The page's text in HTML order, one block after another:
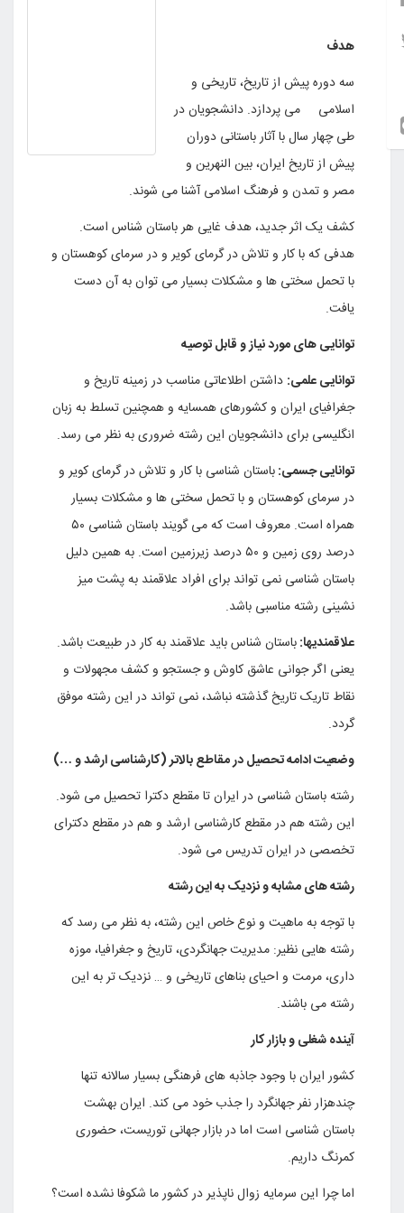
هدف
سه دوره پیش از تاریخ، تاریخی و
اسلامی می پردازد. دانشجویان در
طی چهار سال با آثار باستانی دوران
پیش از تاریخ ایران، بین النهرین و
مصر و تمدن و فرهنگ اسلامی آشنا می شوند.
کشف یک اثر جدید، هدف غایی هر باستان شناس است.
هدفی که با کار و تلاش در گرمای کویر و در سرمای کوهستان و
با تحمل سختی ها و مشکلات بسیار می توان به آن دست
یافت.
توانایی های مورد نیاز و قابل توصیه
توانایی علمی:داشتن اطلاعاتی مناسب در زمینه تاریخ و
جغرافیای ایران و کشورهای همسایه و همچنین تسلط به زبان
انگلیسی برای دانشجویان این رشته ضروری به نظر می رسد.
توانایی جسمی:باستان شناسی با کار و تلاش در گرمای کویر و
در سرمای کوهستان و با تحمل سختی ها و مشکلات بسیار
همراه است. معروف است که می گویند باستان شناسی ۵۰
درصد روی زمین و ۵۰ درصد زیرزمین است. به همین دلیل
باستان شناسی نمی تواند برای افراد علاقمند به پشت میز
نشینی رشته مناسبی باشد.
علاقمندیها:باستان شناس باید علاقمند به کار در طبیعت باشد.
یعنی اگر جوانی عاشق کاوش و جستجو و کشف مجهولات و
نقاط تاریک تاریخ گذشته نباشد، نمی تواند در این رشته موفق
گردد.
وضعیت ادامه تحصیل در مقاطع بالاتر (کارشناسی ارشد و …)
رشته باستان شناسی در ایران تا مقطع دکترا تحصیل می شود.
این رشته هم در مقطع کارشناسی ارشد و هم در مقطع دکترای
تخصصی در ایران تدریس می شود.
رشته های مشابه و نزدیک به این رشته
با توجه به ماهیت و نوع خاص این رشته، به نظر می رسد که
رشته هایی نظیر: مدیریت جهانگردی، تاریخ و جغرافیا، موزه
داری، مرمت و احیای بناهای تاریخی و … نزدیک تر به این
رشته می باشند.
آینده شغلی و بازار کار
کشور ایران با وجود جاذبه های فرهنگی بسیار سالانه تنها
چندهزار نفر جهانگرد را جذب خود می کند. ایران بهشت
باستان شناسی است اما در بازار جهانی توریست، حضوری
کمرنگ داریم.
اما چرا این سرمایه زوال ناپذیر در کشور ما شکوفا نشده است؟